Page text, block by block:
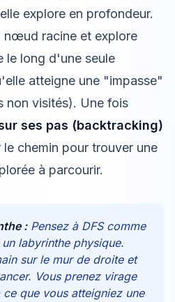
explore en profondeur.
nœud racine et explore
le long d'une seule
atteigne une "impasse"
non visités). Une fois
ses pas (backtracking)
chemin pour trouver une
à parcourir.
:Pensez à DFS comme
labyrinthe physique.
sur le mur de droite et
Vous prenez virage
que vous atteigniez une